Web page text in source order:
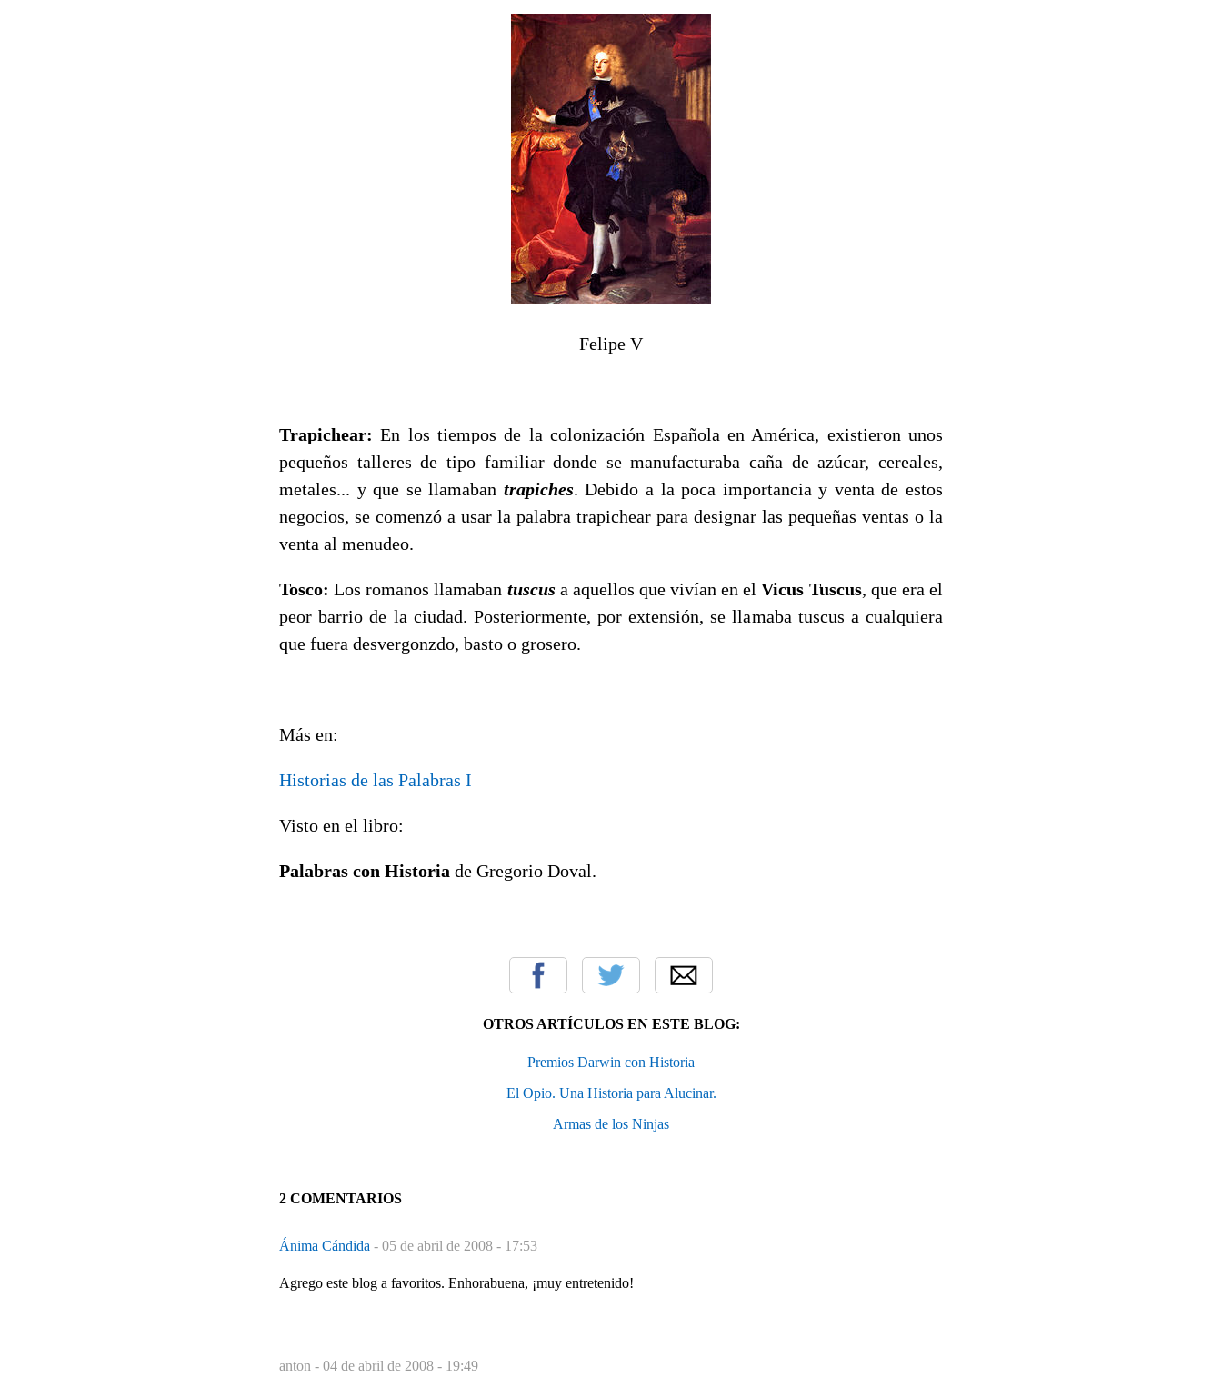
Felipe V
Trapichear: En los tiempos de la colonización Española en América, existieron unos
pequeños talleres de tipo familiar donde se manufacturaba caña de azúcar, cereales,
metales... y que se llamaban trapiches. Debido a la poca importancia y venta de estos
negocios, se comenzó a usar la palabra trapichear para designar las pequeñas ventas o la
venta al menudeo.
Tosco: Los romanos llamaban tuscus a aquellos que vivían en elVicus Tuscus, que era el
peor barrio de la ciudad. Posteriormente, por extensión, se llamaba tuscus a cualquiera
que fuera desvergonzdo, basto o grosero.
Más en:
Historias de las Palabras I
Visto en el libro:
Palabras con Historia de Gregorio Doval.
OTROS ARTÍCULOS EN ESTE BLOG:
Premios Darwin con Historia
El Opio. Una Historia para Alucinar.
Armas de los Ninjas
2 COMENTARIOS
Ánima Cándida - 05 de abril de 2008 - 17:53
Agrego este blog a favoritos. Enhorabuena, ¡muy entretenido!
anton - 04 de abril de 2008 - 19:49